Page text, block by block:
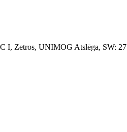
I, Zetros, UNIMOG Atslēga, SW: 27